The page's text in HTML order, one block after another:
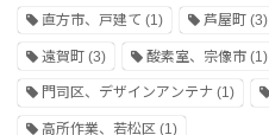
直方市、戸建て (1) 芦屋町(3)
遠賀町 (3) 酸素室、宗像市(1)
門司区、デザインアンテナ (1)
高所作業、若松区 (1)